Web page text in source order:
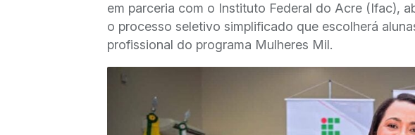
em parceria com o Instituto Federal do Acre (Ifac),
o processo seletivo simplificado que escolherá
profissional do programa Mulheres Mil.